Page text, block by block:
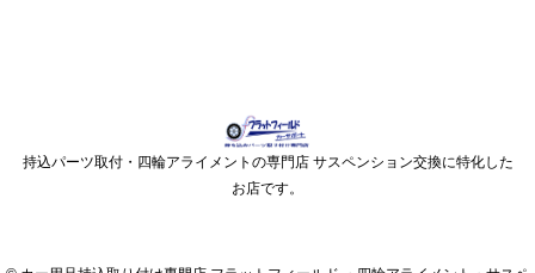
持込パーツ取付・四輪アライメントの専門店 サスペンション交換に特化した
お店です。